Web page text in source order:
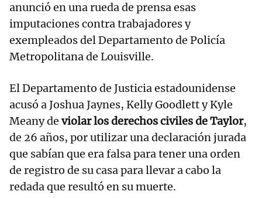
anunció en una rueda de prensa esas
imputaciones contra trabajadores y
exempleados del Departamento de Policía
Metropolitana de Louisville.
El Departamento de Justicia estadounidense
acusó a Joshua Jaynes, Kelly Goodlett y Kyle
Meany de violar los derechos civiles de Taylor,
de 26 años, por utilizar una declaración jurada
que sabían que era falsa para tener una orden
de registro de su casa para llevar a cabo la
redada que resultó en su muerte.